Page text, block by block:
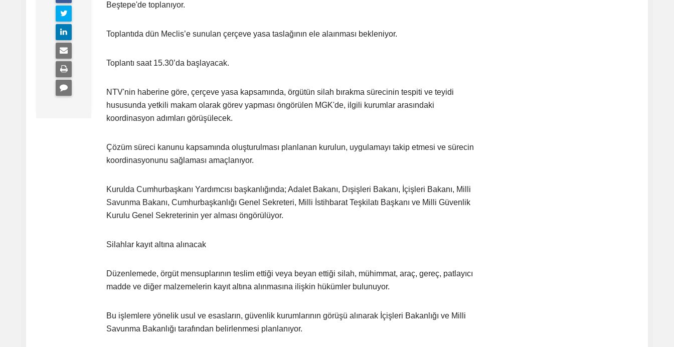
Beştepe'de toplanıyor.
Toplantıda dün Meclis’e sunulan çerçeve yasa taslağının ele alaınması bekleniyor.
Toplantı saat 15.30’da başlayacak.
NTV'nin haberine göre, çerçeve yasa kapsamında, örgütün silah bırakma sürecinin tespiti ve teyidi
hususunda yetkili makam olarak görev yapması öngörülen MGK'de, ilgili kurumlar arasındaki
koordinasyon adımları görüşülecek.
Çözüm süreci kanunu kapsamında oluşturulması planlanan kurulun, uygulamayı takip etmesi ve sürecin
koordinasyonunu sağlaması amaçlanıyor.
Kurulda Cumhurbaşkanı Yardımcısı başkanlığında; Adalet Bakanı, Dışişleri Bakanı, İçişleri Bakanı, Milli
Savunma Bakanı, Cumhurbaşkanlığı Genel Sekreteri, Milli İstihbarat Teşkilatı Başkanı ve Milli Güvenlik
Kurulu Genel Sekreterinin yer alması öngörülüyor.
Silahlar kayıt altına alınacak
Düzenlemede, örgüt mensuplarının teslim ettiği veya beyan ettiği silah, mühimmat, araç, gereç, patlayıcı
madde ve diğer malzemelerin kayıt altına alınmasına ilişkin hükümler bulunuyor.
Bu işlemlere yönelik usul ve esasların, güvenlik kurumlarının görüşü alınarak İçişleri Bakanlığı ve Milli
Savunma Bakanlığı tarafından belirlenmesi planlanıyor.